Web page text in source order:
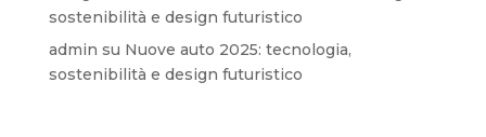
sostenibilità e design futuristico
admin su Nuove auto 2025: tecnologia,
sostenibilità e design futuristico